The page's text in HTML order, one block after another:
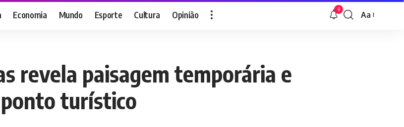
Economia Mundo Esporte Cultura Opinião 9
Font
Aa
revela paisagem temporária e
turístico